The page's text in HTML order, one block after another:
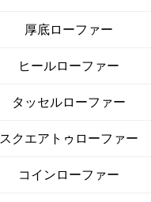
厚底ローファー
ヒールローファー
タッセルローファー
スクエアトゥローファー
コインローファー